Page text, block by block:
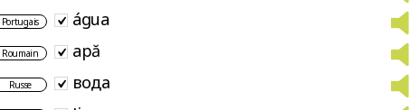
Portugais água
Roumain apă
Russe вода